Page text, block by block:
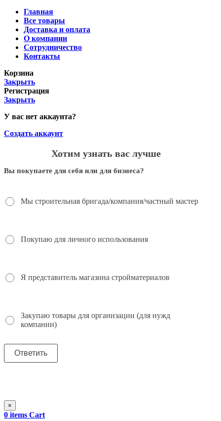
Главная
Все товары
Доставка и оплата
О компании
Сотрудничество
Контакты
Корзина
Закрыть
Регистрация
Закрыть
У вас нет аккаунта?
Создать аккаунт
Хотим узнать вас лучше
Вы покупаете для себя или для бизнеса?
Мы строительная бригада/компания/частный мастер
Покупаю для личного использования
Я представитель магазина стройматериалов
Закупаю товары для организации (для нужд
компании)
×
0 items Cart